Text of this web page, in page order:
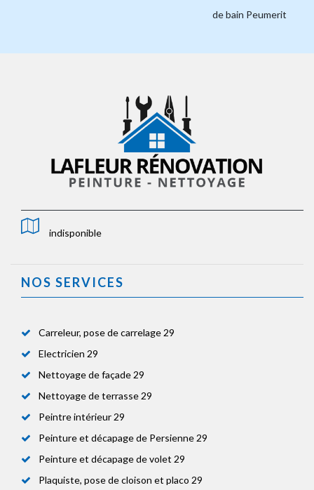
de bain Peumerit
indisponible
NOS SERVICES
Carreleur, pose de carrelage 29
Electricien 29
Nettoyage de façade 29
Nettoyage de terrasse 29
Peintre intérieur 29
Peinture et décapage de Persienne 29
Peinture et décapage de volet 29
Plaquiste, pose de cloison et placo 29